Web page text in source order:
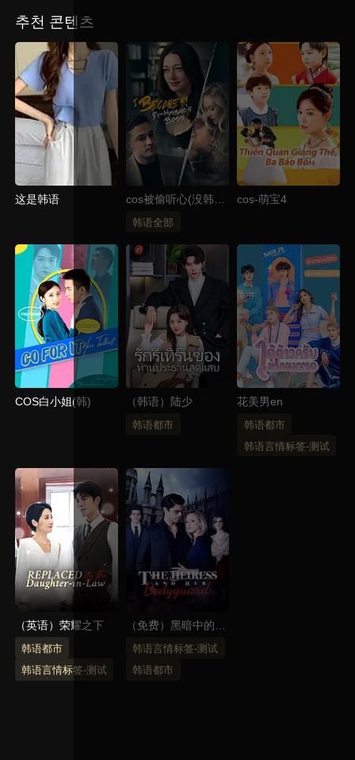
추천 콘텐츠
这是韩语
cos被偷听心(没韩国
标签)
韩语全部
cos-萌宝4
COS白小姐(韩) （韩语）陆少
韩语都市
花美男en
韩语都市
韩语言情标签-测试
（英语）荣耀之下
韩语都市
韩语言情标签-测试
（免费）黑暗中的爱
（韩语）
韩语言情标签-测试
韩语都市